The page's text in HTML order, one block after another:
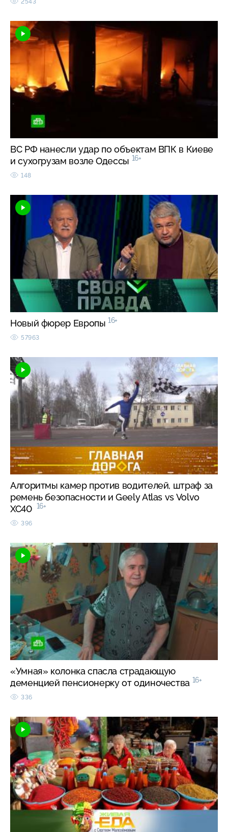
2543
ВС РФ нанесли удар по объектам ВПК в Киеве
и сухогрузам возле Одессы 16+
148
Новый фюрер Европы 16+
57963
Алгоритмы камер против водителей, штраф за
ремень безопасности и Geely Atlas vs Volvo
XC40 16+
396
«Умная» колонка спасла страдающую
деменцией пенсионерку от одиночества 16+
336